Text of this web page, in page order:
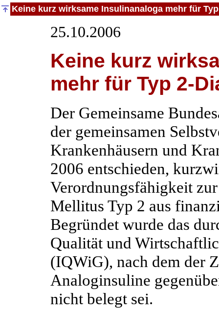
Keine kurz wirksame Insulinanaloga mehr für
25.10.2006
Keine kurz
mehr für Typ 2-
Der Gemeinsame
der gemeinsamen
Krankenhäusern und
2006 entschieden,
Verordnungsfähigkeit
Mellitus Typ 2 aus
Begründet wurde das
Qualität und
(IQWiG), nach dem der
Analoginsuline
nicht belegt sei.